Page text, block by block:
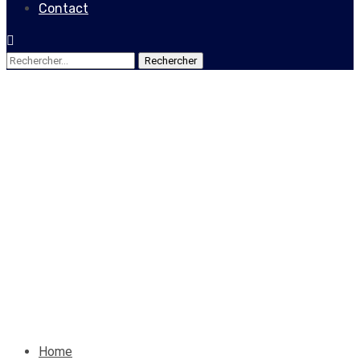
Contact
Rechercher :
Home